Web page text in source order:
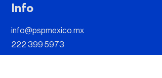
Info
info@pspmexico.mx
222 399 5973